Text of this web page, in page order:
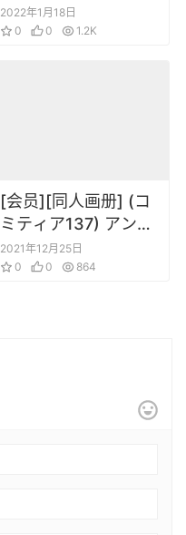
WORKi 七穂電子
(ideolo、77gl) はた
2022年1月18日
0
0 1.2K
[会员][同人画册] (コ
ミティア137) アンデ
ィスクライブド (みき
さい) 紫刃のレピドプ
2021年12月25日
0
0 864